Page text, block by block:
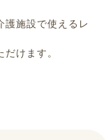
護施設で使えるレ
けます。